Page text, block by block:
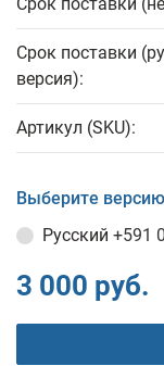
Срок поставки
версия):
Артикул (SKU):
Выберите
Русский +591
3 000 руб.